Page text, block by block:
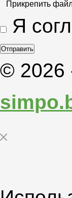
Прикрепить
Я
© 2026